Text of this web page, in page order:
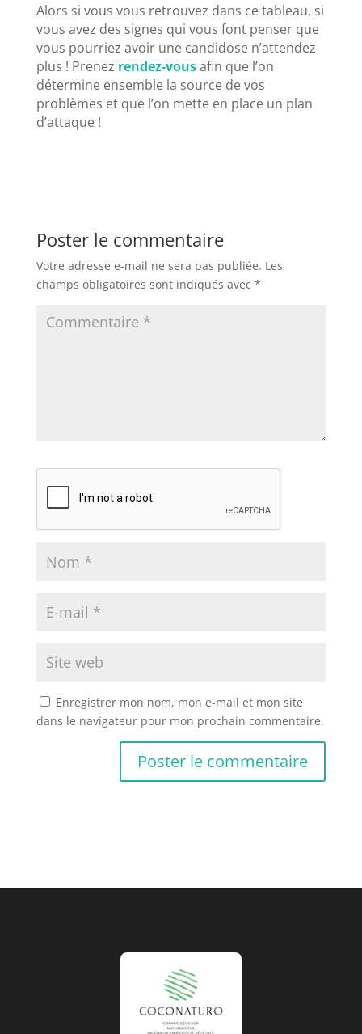
Alors si vous vous retrouvez dans ce tableau, si
vous avez des signes qui vous font penser que
vous pourriez avoir une candidose n’attendez
plus ! Prenez rendez-vousafin que l’on
détermine ensemble la source de vos
problèmes et que l’on mette en place un plan
d’attaque !
Poster le commentaire
Votre adresse e-mail ne sera pas publiée. Les
champs obligatoires sont indiqués avec *
Enregistrer mon nom, mon e-mail et mon site
dans le navigateur pour mon prochain commentaire.